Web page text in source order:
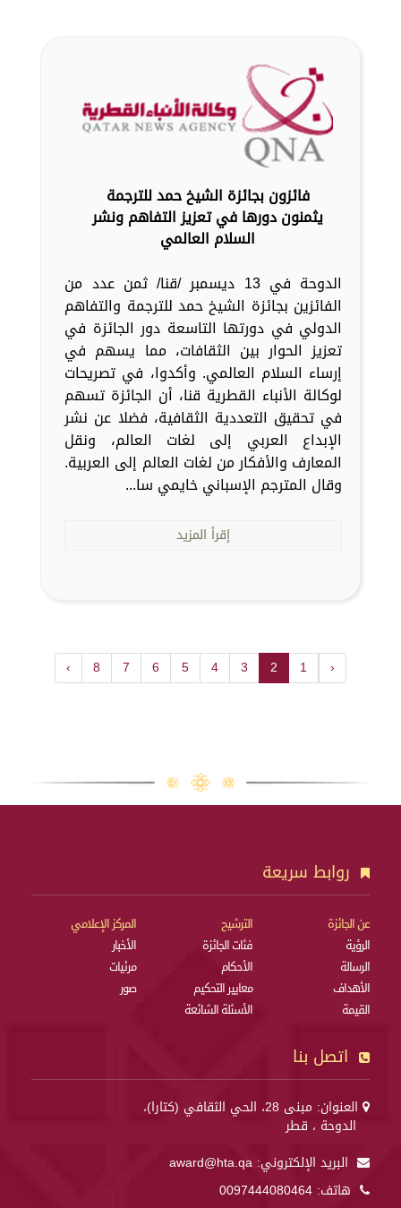
فائزون بجائزة الشيخ حمد للترجمة
يثمنون دورها في تعزيز التفاهم ونشر
السلام العالمي
الدوحة في 13 ديسمبر /قنا/ ثمن عدد من
الفائزين بجائزة الشيخ حمد للترجمة والتفاهم
الدولي في دورتها التاسعة دور الجائزة في
تعزيز الحوار بين الثقافات، مما يسهم في
إرساء السلام العالمي. وأكدوا، في تصريحات
لوكالة الأنباء القطرية قنا، أن الجائزة تسهم
في تحقيق التعددية الثقافية، فضلا عن نشر
الإبداع العربي إلى لغات العالم، ونقل
المعارف والأفكار من لغات العالم إلى العربية.
وقال المترجم الإسباني خايمي سا...
إقرأ المزيد
‹
1
2
3
4
5
6
7
8
›
روابط سريعة
عن الجائزة
الرؤية
الرسالة
الأهداف
القيمة
الترشيح
فئات الجائزة
الأحكام
معايير التحكيم
الأسئلة الشائعة
المركز الإعلامي
الأخبار
مرئيات
صور
اتصل بنا
العنوان: مبنى 28، الحي الثقافي (كتارا)،
الدوحة ، قطر
البريد الإلكتروني: award@hta.qa
هاتف: 0097444080464